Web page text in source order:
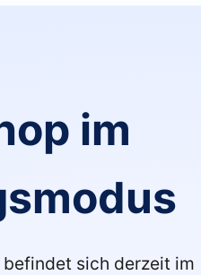
im
sich derzeit im